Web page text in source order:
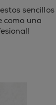
sencillos
como una
por Tumblr
por